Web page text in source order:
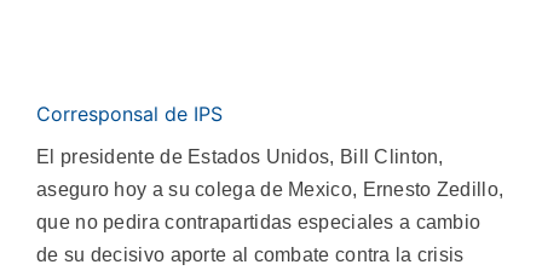
Corresponsal de IPS
El presidente de Estados Unidos, Bill Clinton,
aseguro hoy a su colega de Mexico, Ernesto Zedillo,
que no pedira contrapartidas especiales a cambio
de su decisivo aporte al combate contra la crisis